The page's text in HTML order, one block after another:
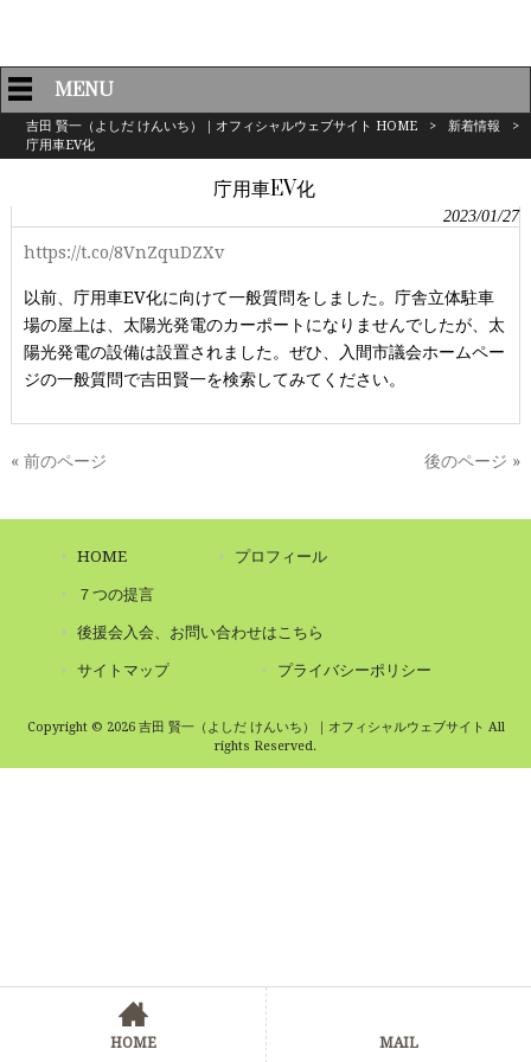
MENU
吉田 賢一（よしだ けんいち）｜オフィシャルウェブサイト HOME > 新着情報
>
庁用車EV化
庁用車EV化
2023/01/27
https://t.co/8VnZquDZXv
以前、庁用車EV化に向けて一般質問をしました。庁舎立体駐車
場の屋上は、太陽光発電のカーポートになりませんでしたが、太
陽光発電の設備は設置されました。ぜひ、入間市議会ホームペー
ジの一般質問で吉田賢一を検索してみてください。
« 前のページ 後のページ »
HOME プロフィール
７つの提言
後援会入会、お問い合わせはこちら
サイトマップ プライバシーポリシー
Copyright © 2026 吉田 賢一（よしだ けんいち）｜オフィシャルウェブサイト All
rights Reserved.
HOME MAIL